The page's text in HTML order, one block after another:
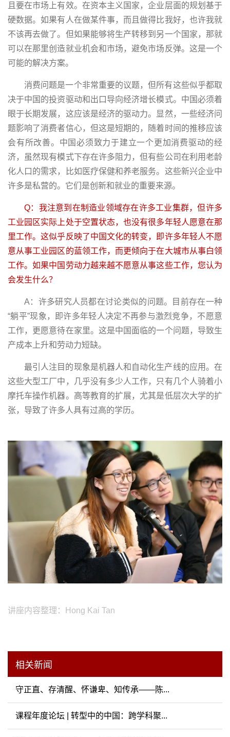
且要在市场上有效。在资本主义国家，企业层面的规划基于
硬数据。如果有人在做某件事，而且做得比我好，也许我就
不该再去做了。但如果能够将生产转移到另一个国家，那就
可以在那里创造就业机会和市场，避免市场反弹。这是一个
可能的解决方案。
消费问题是一个非常重要的议题，但所有这些似乎都取
决于中国的投资驱动和出口导向经济增长模式。中国必须着
眼于长期发展，这应该是经济的驱动力。显然，一些经济问
题影响了消费者信心，但这是短期的，随着时间的推移应该
会有所改善。中国必须致力于建立一个更加消费驱动的经
济，虽然现有模式下存在许多阻力，但有些公司在利用老龄
化人口的需求，比如医疗保健和养老服务。这些新兴企业中
许多是私营的。它们是创新和就业的重要来源。
Q：我注意到在制造业领域存在许多工业集群，但许多
工业园区实际上处于空置状态，也没有很多年轻人愿意在那
里工作。这似乎反映了中国文化的转变，即许多年轻人不愿
意从事工业园区的蓝领工作，而更倾向于在大城市从事白领
工作。如果中国劳动力越来越不愿意从事这些工作，您认为
会发生什么？
A：许多研究人员都在讨论类似的问题。目前存在一种
“躺平”现象，即许多年轻人决定不再参与激烈竞争，不愿意
工作，更愿意待在家里。这是中国面临的一个问题，导致生
产成本上升和劳动力短缺。
最引人注目的现象是机器人和自动化生产线的应用。在
这些大型工厂中，几乎没有多少人工作，只有几个人骑着小
摩托车操作机器。高等教育的扩展，尤其是低层次大学的扩
张，导致了许多人具有过高的学历。
讲座内容整理：Hong Kai Tan
相关新闻
守正直、存清醒、怀谦卑、知传承——陈...
课程年度论坛 | 转型中的中国：跨学科聚...